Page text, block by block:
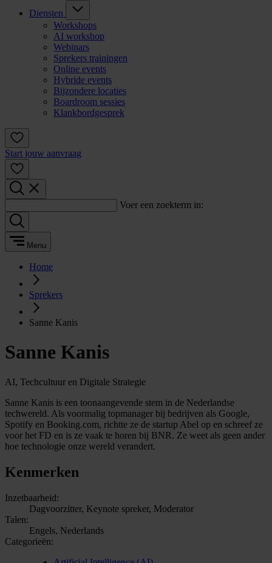
Diensten
Workshops
AI workshop
Webinars
Sprekers trainingen
Online events
Hybride events
Bijzondere locaties
Boardroom sessies
Klankbordgesprek
Start jouw aanvraag
Voer een zoekterm in:
Menu
Home
Sprekers
Sanne Kanis
Sanne Kanis
AI, Techcultuur en Digitale Strategie
Sanne Kanis is een toonaangevende stem in de Nederlandse
techwereld. Als voormalig topmanager bij bedrijven als Google,
Spotify en Booking.com, richtte ze de startup Abel op en schreef ze
voor het FD en is ze vaak te horen bij BNR. Ze weet als geen ander
hoe technologie onze wereld verandert.
Kenmerken
Inzetbaarheid:
Dagvoorzitter, Keynote spreker, Moderator
Talen:
Engels, Nederlands
Categorieën: